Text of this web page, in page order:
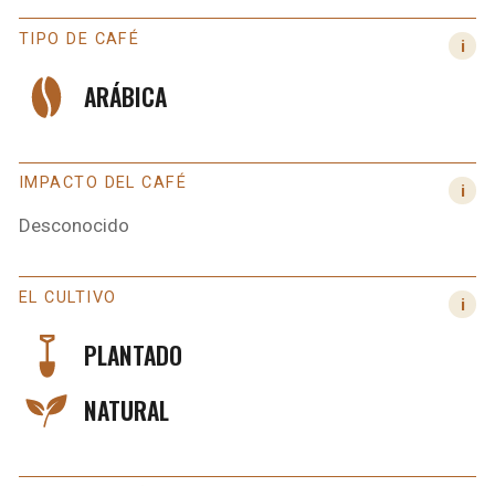
TIPO DE CAFÉ
ARÁBICA
IMPACTO DEL CAFÉ
Desconocido
EL CULTIVO
PLANTADO
NATURAL